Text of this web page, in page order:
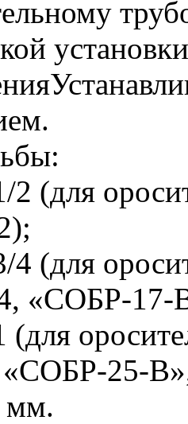
2 (для
4 (для
4, «СОБР-
(для
«СОБР-25-
мм.